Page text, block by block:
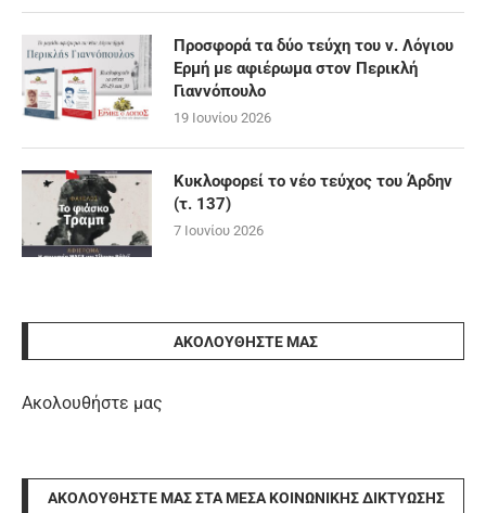
Προσφορά τα δύο τεύχη του ν. Λόγιου
Ερμή με αφιέρωμα στον Περικλή
Γιαννόπουλο
19 Ιουνίου 2026
Κυκλοφορεί το νέο τεύχος του Άρδην
(τ. 137)
7 Ιουνίου 2026
ΑΚΟΛΟΥΘΉΣΤΕ ΜΑΣ
Ακολουθήστε μας
ΑΚΟΛΟΥΘΉΣΤΕ ΜΑΣ ΣΤΑ ΜΈΣΑ ΚΟΙΝΩΝΙΚΉΣ ΔΙΚΤΎΩΣΗΣ